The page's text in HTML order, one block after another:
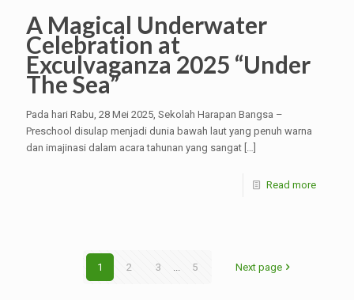
A Magical Underwater
Celebration at
Exculvaganza 2025 “Under
The Sea”
Pada hari Rabu, 28 Mei 2025, Sekolah Harapan Bangsa –
Preschool disulap menjadi dunia bawah laut yang penuh warna
dan imajinasi dalam acara tahunan yang sangat […]
Read more
1 2 3 ... 5 Next page